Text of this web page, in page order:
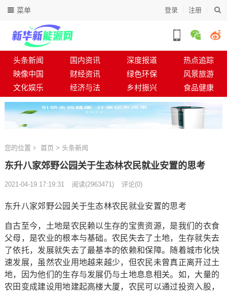
登录 注册
菜单
头条新闻 国内资讯 深度报道
热点追踪
映像中国
财经资讯 绿色环保
风景旅游
文化娱乐
经济与法 乡村振兴 食品健康
您的位置 首页 > 头条新闻
东升八家郊野公园关于生态林农民就业安置的思考
2021-04-19 17:19:31 阅读(2963471) 评论(0)
东升八家郊野公园关于生态林农民就业安置的思考
自古至今，土地是农民赖以生存的宝贵资源，是我们的衣食
父母，是农业的根本与基础。农民失去了土地，生存就失去
了依托，发展就失去了最基本的依赖和保障。随着城市化快
速发展，虽然农业用地越来越少，但农民未曾真正离开过土
地，因为他们的生存与发展仍与土地息息相关。如，大量的
农田变成建设用地建起高楼大厦，农民可以通过投资入股，